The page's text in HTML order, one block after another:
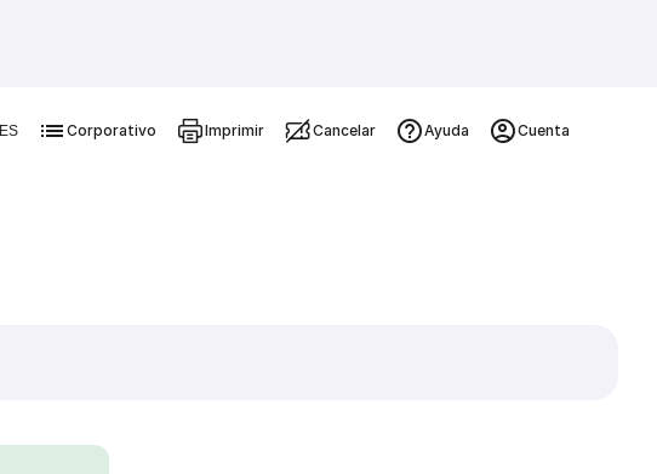
ES Corporativo Imprimir Cancelar Ayuda Cuenta